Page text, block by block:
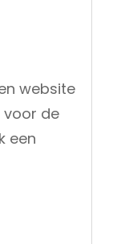
website
voor de
een